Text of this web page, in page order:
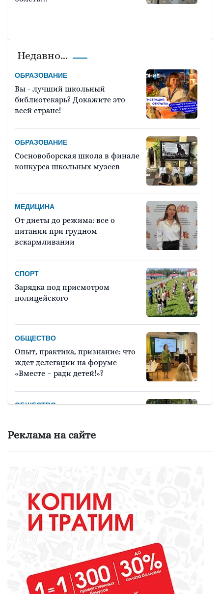
Недавно...
ОБРАЗОВАНИЕ
Вы - лучший школьный
библиотекарь? Докажите это
всей стране!
ОБРАЗОВАНИЕ
Сосновоборская школа в финале
конкурса школьных музеев
МЕДИЦИНА
От диеты до режима: все о
питании при грудном
вскармливании
СПОРТ
Зарядка под присмотром
полицейского
ОБЩЕСТВО
Опыт, практика, признание: что
ждет делегации на форуме
«Вместе – ради детей!»?
ОБЩЕСТВО
вкус»
ОБЩЕСТВО
Какие вирусы могут уничтожить
домашних свиней и птиц?
Реклама на сайте